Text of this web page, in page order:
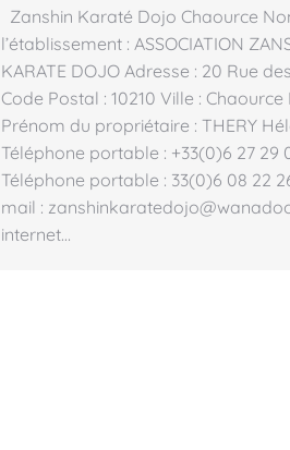
Zanshin Karaté Dojo Chaource
l’établissement : ASSOCIATION
KARATE DOJO Adresse : 20 Rue
Code Postal : 10210 Ville :
Prénom du propriétaire : THERY
Téléphone portable : +33(0)6 27 29
Téléphone portable : 33(0)6 08 22
mail :
internet…